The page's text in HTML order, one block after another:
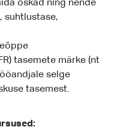
oskad ning nende
suhtlustase,
tasemete märke (nt
selge
tasemest.